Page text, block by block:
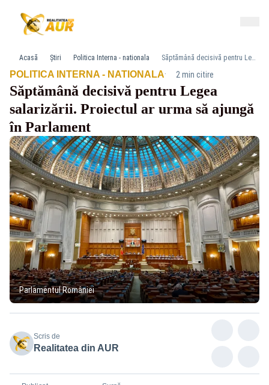
Acasă Știri Politica Interna - nationala Săptămână decisivă pentru Legea salarizării. Proiectul ar urma să ajungă în Parlament
POLITICA INTERNA - NATIONALA· 2 min citire
Săptămână decisivă pentru Legea
salarizării. Proiectul ar urma să ajungă
în Parlament
Parlamentul României
Scris de
Realitatea din AUR